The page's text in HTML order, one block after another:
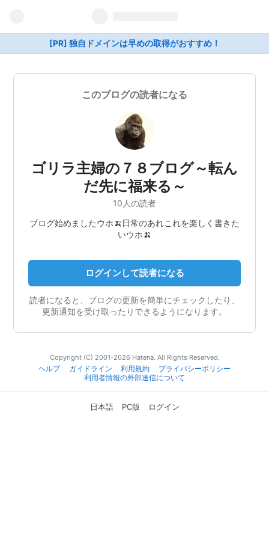
[PR] 独自ドメインは早めの取得がおすすめ！
このブログの読者になる
ゴリラ主婦の７８ブログ～転ん
だ先に福来る～
10人の読者
ブログ始めましたウホ🍌日常のあれこれを楽しく書きた
いウホ🍌
ログインして読者になる
読者になると、ブログの更新を簡単にチェックしたり、
更新通知を受け取ったりできるようになります。
Copyright (C) 2001-2026 Hatena. All Rights Reserved.
ヘルプ
ガイドライン 利用規約
プライバシーポリシー
利用者情報の外部送信について
日本語 PC版 ログイン